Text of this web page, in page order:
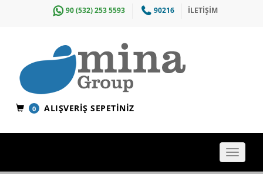
90 (532) 253 5593 90216 İLETİŞİM
0 ALIŞVERIŞ SEPETINIZ
Toggle